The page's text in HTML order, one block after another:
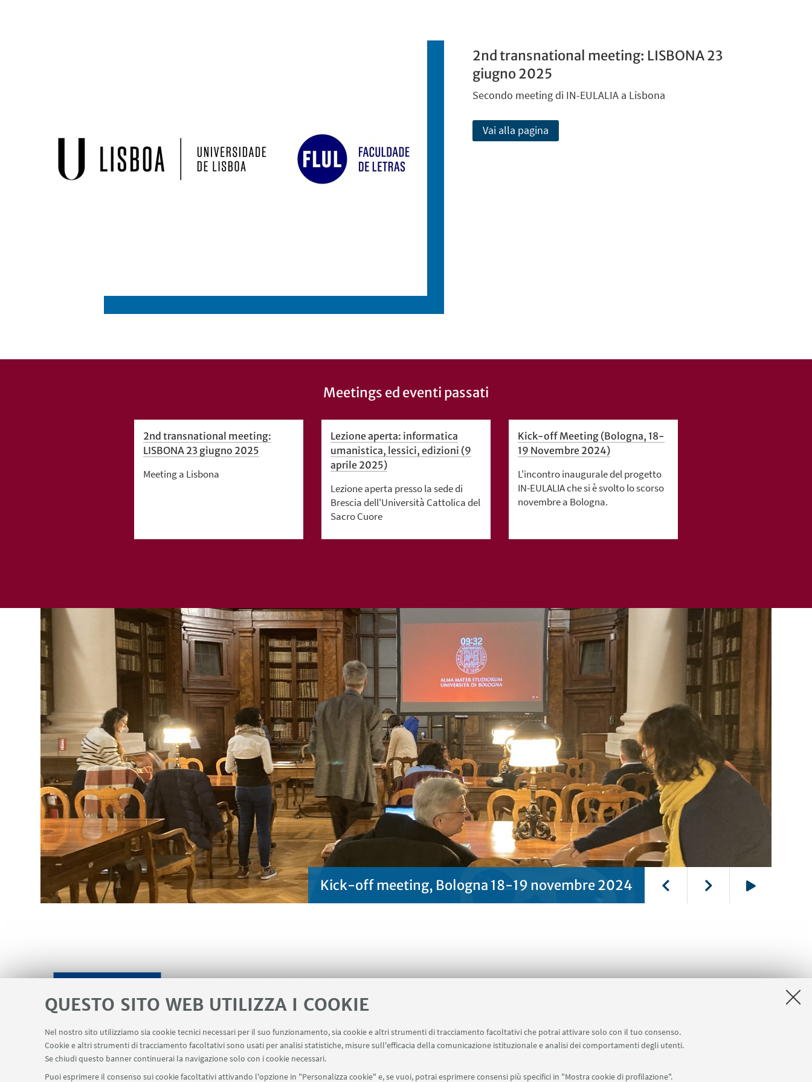
QUESTO SITO WEB UTILIZZA I COOKIE
Nel nostro sito utilizziamo sia cookie tecnici necessari per il suo funzionamento, sia cookie e altri strumenti di tracciamento facoltativi che potrai attivare solo con il tuo consenso.
Cookie e altri strumenti di tracciamento facoltativi sono usati per analisi statistiche, misure sull'efficacia della comunicazione istituzionale e analisi dei comportamenti degli utenti.
Se chiudi questo banner continuerai la navigazione solo con i cookie necessari.
Puoi esprimere il consenso sui cookie facoltativi attivando l'opzione in "Personalizza cookie" e, se vuoi, potrai esprimere consensi più specifici in "Mostra cookie di profilazione".
2nd transnational meeting: LISBONA 23
giugno 2025
Secondo meeting di IN-EULALIA a Lisbona
Vai alla pagina
Meetings ed eventi passati
2nd transnational meeting:
LISBONA 23 giugno 2025
Meeting a Lisbona
Lezione aperta: informatica
umanistica, lessici, edizioni (9
aprile 2025)
Lezione aperta presso la sede di
Brescia dell'Università Cattolica del
Sacro Cuore
Kick-off Meeting (Bologna, 18-
19 Novembre 2024)
L'incontro inaugurale del progetto
IN-EULALIA che si è svolto lo scorso
novembre a Bologna.
Kick-off meeting, Bologna 18-19 novembre 2024
education (KA220-HED)
Vai alla pagina